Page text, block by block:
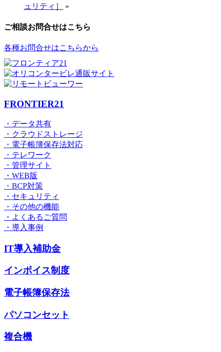
ュリティ］ »
ご相談お問合せはこちら
各種お問合せはこちらから
FRONTIER21
・データ共有
・クラウドストレージ
・電子帳簿保存法対応
・テレワーク
・管理サイト
・WEB版
・BCP対策
・セキュリティ
・その他の機能
・よくあるご質問
・導入事例
IT導入補助金
インボイス制度
電子帳簿保存法
パソコンセット
複合機